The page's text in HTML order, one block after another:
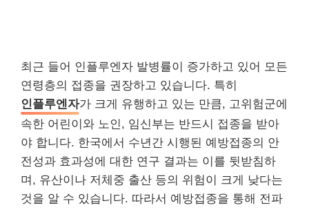
최근 들어 인플루엔자 발병률이 증가하고 있어 모든
연령층의 접종을 권장하고 있습니다. 특히
인플루엔자가 크게 유행하고 있는 만큼, 고위험군에
속한 어린이와 노인, 임신부는 반드시 접종을 받아
야 합니다. 한국에서 수년간 시행된 예방접종의 안
전성과 효과성에 대한 연구 결과는 이를 뒷받침하
며, 유산이나 저체중 출산 등의 위험이 크게 낮다는
것을 알 수 있습니다. 따라서 예방접종을 통해 전파